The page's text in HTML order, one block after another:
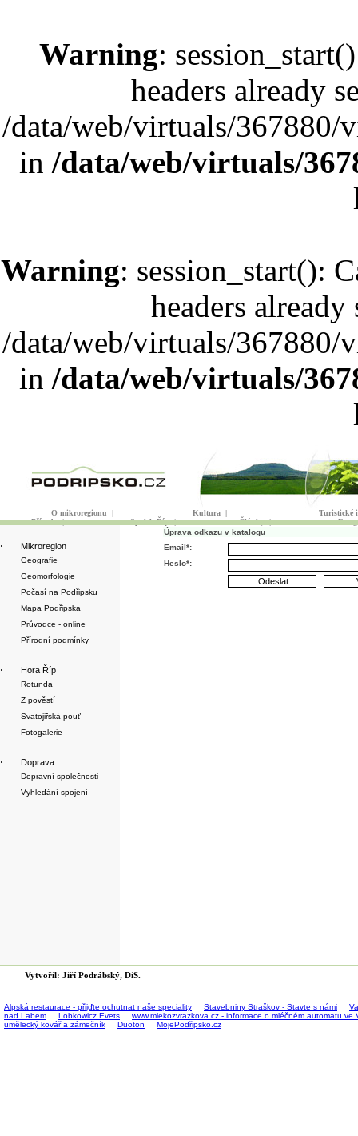
Warning:
headers already
/data/web/virtuals/
in /data/web/virtuals/
Warning: session_start():
headers
/data/web/virtuals/
in /data/web/virtuals/
O mikroregionu | Kultura |
Turistické
Příroda| Spolek Říp| Články|
· Mikroregion
Geografie
Geomorfologie
Počasí na Podřipsku
Mapa Podřipska
Průvodce - online
Přírodní podmínky
· Hora Říp
Rotunda
Z pověstí
Svatojiřská pouť
Fotogalerie
· Doprava
Dopravní společnosti
Vyhledání spojení
Úprava odkazu v katalogu
Email*:
Heslo*:
Vytvořil: Jiří Podrábský, DiS.
Alpská restaurace - přijďte ochutnat naše speciality Stavebniny Straškov - Stavte s námi
nad Labem
Lobkowicz Evets
www.mlekozvrazkova.cz - informace o mléčném automatu
umělecký kovář a zámečník
Duoton MojePodřipsko.cz